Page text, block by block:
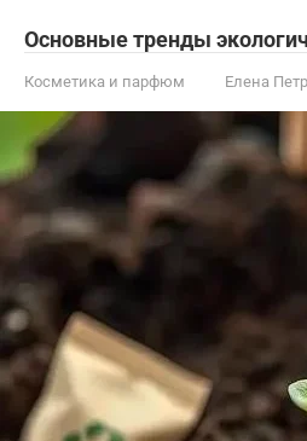
Основные тренды
Косметика и парфюм Елена